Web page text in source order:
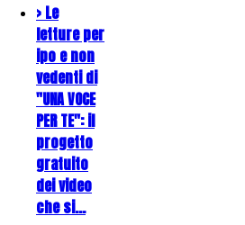
> Le
letture per
ipo e non
vedenti di
"UNA VOCE
PER TE": il
progetto
gratuito
dei video
che si…